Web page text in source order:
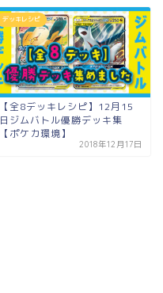
デッキレシピ
【全8デッキレシピ】12月15
日ジムバトル優勝デッキ集
【ポケカ環境】
2018年12月17日